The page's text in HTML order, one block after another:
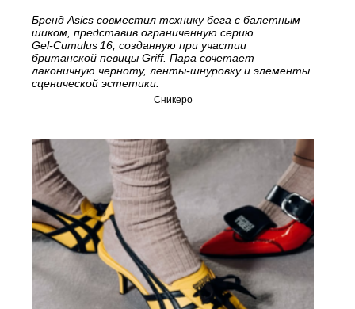
Бренд Asics совместил технику бега с балетным
шиком, представив ограниченную серию
Gel‑Cumulus 16, созданную при участии
британской певицы Griff. Пара сочетает
лаконичную черноту, ленты‑шнуровку и элементы
сценической эстетики.
Сникеро